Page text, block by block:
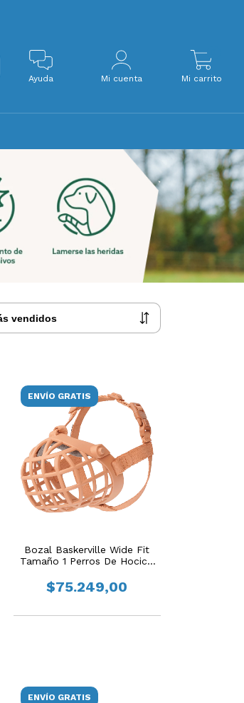
Ayuda Mi cuenta Mi carrito
ENVÍO GRATIS
Bozal Baskerville Wide Fit
Tamaño 1 Perros De Hocico
$75.249,00
ENVÍO GRATIS